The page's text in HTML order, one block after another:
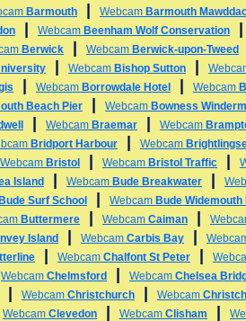
Barmouth Webcam Barmouth
Webcam Beenham Wolf Conservation
Berwick Webcam Berwick-upon-Tweed
Webcam Bishop Sutton
Webcam Borrowdale Hotel Webcam
Beach Pier Webcam Bowness
Webcam Braemar Webcam
Bridport Harbour Webcam
Webcam Bristol Webcam Bristol Traffic
Island Webcam Bude Breakwater
Bude Surf School Webcam Bude Widemouth
Buttermere Webcam Caiman
Island Webcam Carbis Bay
Webcam Chalfont St Peter
Webcam Chelmsford Webcam Chelsea
Webcam Christchurch Webcam
Webcam Clevedon Webcam Clisham